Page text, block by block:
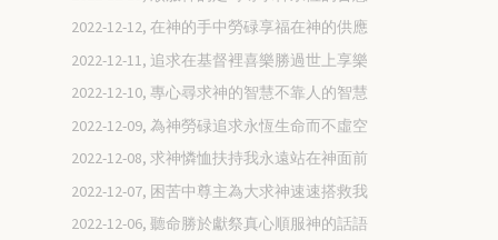
2022-12-12, 在神的手中勞碌享福在神的供應
2022-12-11, 追求在基督裡喜樂勝過世上享樂
2022-12-10, 專心尋求神的智慧不靠人的智慧
2022-12-09, 為神勞碌追求永恆生命而不虛空
2022-12-08, 求神憐恤扶持我永遠站在神面前
2022-12-07, 困苦中尊主為大求神速速搭救我
2022-12-06, 聽命勝於獻祭真心順服神的話語